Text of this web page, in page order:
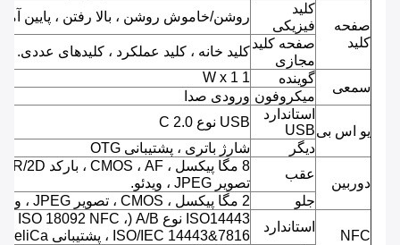
صفحه
کلید
کلید
فیزیکی
روشن/خاموش روشن ، بالا رفتن ، پایین
صفحه کلید
مجازی
کلید خانه ، کلید عملکرد ، کلیدهای عددی.
سمعی
گوینده
1 W x 1
میکروفون ورودی صدا
یو اس بی
استاندارد
USB
USB نوع C 2.0
دیگر
شارژ باتری ، پشتیبانی OTG
دوربین
عقب
تصویر JPEG ، ویدئو.
جلو
2 مگا پیکسل ، CMOS ، تصویر JPEG ، ویدئو.
NFC
استاندارد
ISO14443 نوع A/B (ISO 18092 NFC ،
ISO/IEC 14443&7816 ، پشتیبانی FeliCa)